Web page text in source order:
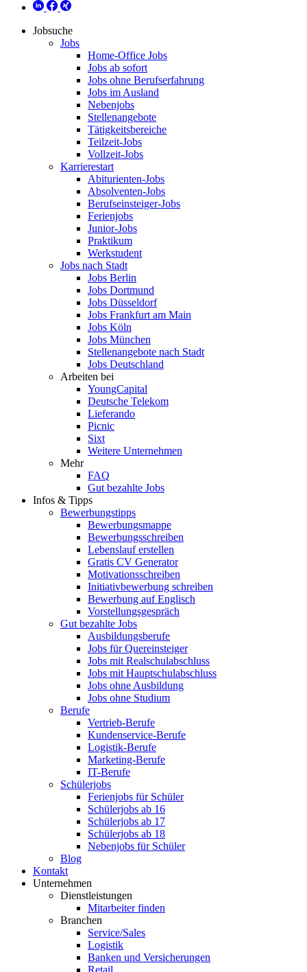
Jobsuche
Jobs
Home-Office Jobs
Jobs ab sofort
Jobs ohne Berufserfahrung
Jobs im Ausland
Nebenjobs
Stellenangebote
Tätigkeitsbereiche
Teilzeit-Jobs
Vollzeit-Jobs
Karrierestart
Abiturienten-Jobs
Absolventen-Jobs
Berufseinsteiger-Jobs
Ferienjobs
Junior-Jobs
Praktikum
Werkstudent
Jobs nach Stadt
Jobs Berlin
Jobs Dortmund
Jobs Düsseldorf
Jobs Frankfurt am Main
Jobs Köln
Jobs München
Stellenangebote nach Stadt
Jobs Deutschland
Arbeiten bei
YoungCapital
Deutsche Telekom
Lieferando
Picnic
Sixt
Weitere Unternehmen
Mehr
FAQ
Gut bezahlte Jobs
Infos & Tipps
Bewerbungstipps
Bewerbungsmappe
Bewerbungsschreiben
Lebenslauf erstellen
Gratis CV Generator
Motivationsschreiben
Initiativbewerbung schreiben
Bewerbung auf Englisch
Vorstellungsgespräch
Gut bezahlte Jobs
Ausbildungsberufe
Jobs für Quereinsteiger
Jobs mit Realschulabschluss
Jobs mit Hauptschulabschluss
Jobs ohne Ausbildung
Jobs ohne Studium
Berufe
Vertrieb-Berufe
Kundenservice-Berufe
Logistik-Berufe
Marketing-Berufe
IT-Berufe
Schülerjobs
Ferienjobs für Schüler
Schülerjobs ab 16
Schülerjobs ab 17
Schülerjobs ab 18
Nebenjobs für Schüler
Blog
Kontakt
Unternehmen
Dienstleistungen
Mitarbeiter finden
Branchen
Service/Sales
Logistik
Banken und Versicherungen
Retail